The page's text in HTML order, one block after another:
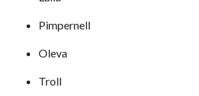
Pimpernell
Oleva
Troll